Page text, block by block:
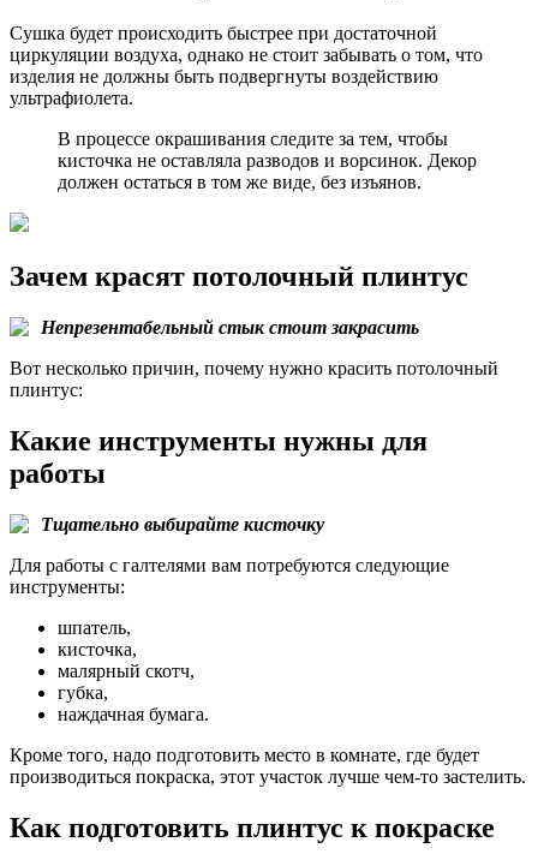
Сушка будет происходить быстрее при достаточной
циркуляции воздуха, однако не стоит забывать о том, что
изделия не должны быть подвергнуты воздействию
ультрафиолета.
В процессе окрашивания следите за тем, чтобы
кисточка не оставляла разводов и ворсинок. Декор
должен остаться в том же виде, без изъянов.
Зачем красят потолочный плинтус
Непрезентабельный стык стоит закрасить
Вот несколько причин, почему нужно красить потолочный
плинтус:
Какие инструменты нужны для
работы
Тщательно выбирайте кисточку
Для работы с галтелями вам потребуются следующие
инструменты:
шпатель,
кисточка,
малярный скотч,
губка,
наждачная бумага.
Кроме того, надо подготовить место в комнате, где будет
производиться покраска, этот участок лучше чем-то застелить.
Как подготовить плинтус к покраске